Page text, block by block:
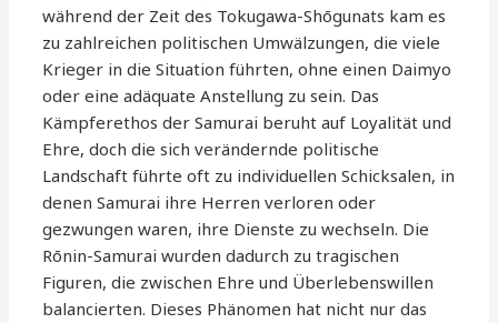
während der Zeit des Tokugawa-Shōgunats kam es
zu zahlreichen politischen Umwälzungen, die viele
Krieger in die Situation führten, ohne einen Daimyo
oder eine adäquate Anstellung zu sein. Das
Kämpferethos der Samurai beruht auf Loyalität und
Ehre, doch die sich verändernde politische
Landschaft führte oft zu individuellen Schicksalen, in
denen Samurai ihre Herren verloren oder
gezwungen waren, ihre Dienste zu wechseln. Die
Rōnin-Samurai wurden dadurch zu tragischen
Figuren, die zwischen Ehre und Überlebenswillen
balancierten. Dieses Phänomen hat nicht nur das